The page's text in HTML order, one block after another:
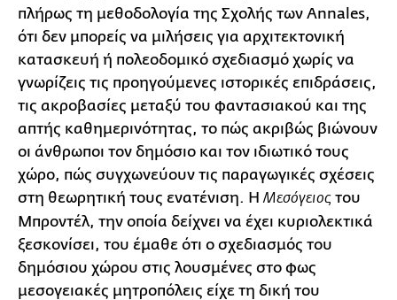
πλήρως τη μεθοδολογία της Σχολής των Annales,
ότι δεν μπορείς να μιλήσεις για αρχιτεκτονική
κατασκευή ή πολεοδομικό σχεδιασμό χωρίς να
γνωρίζεις τις προηγούμενες ιστορικές επιδράσεις,
τις ακροβασίες μεταξύ του φαντασιακού και της
απτής καθημερινότητας, το πώς ακριβώς βιώνουν
οι άνθρωποι τον δημόσιο και τον ιδιωτικό τους
χώρο, πώς συγχωνεύουν τις παραγωγικές σχέσεις
στη θεωρητική τους ενατένιση. ΗΜεσόγειος του
Μπροντέλ, την οποία δείχνει να έχει κυριολεκτικά
ξεσκονίσει, του έμαθε ότι ο σχεδιασμός του
δημόσιου χώρου στις λουσμένες στο φως
μεσογειακές μητροπόλεις είχε τη δική του